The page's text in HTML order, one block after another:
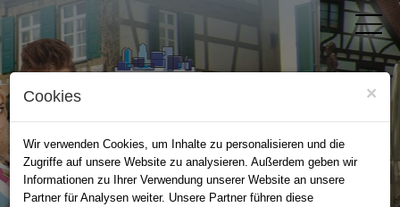
×
Cookies
Wir verwenden Cookies, um Inhalte zu personalisieren und die
Zugriffe auf unsere Website zu analysieren. Außerdem geben wir
Informationen zu Ihrer Verwendung unserer Website an unsere
Partner für Analysen weiter. Unsere Partner führen diese